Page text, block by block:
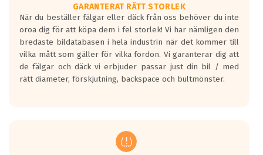
rullmotståndets ljud överträffa
motorljudet.
På däckmärkningen kommer det finnas
en symbol av ett däck med vågar. Hög
bullernivå markeras med svarta vågor
medans de vita vågorna påvisar om det är
ett tyst däck.
regelverket som introduceras år 2016.
Ett däck med två svarta vågor är redan
GARANTERAT RÄTT STORLEK
När du beställer fälgar eller däck från oss behöver du inte
oroa dig för att köpa dem i fel storlek! Vi har nämligen den
bredaste bildatabasen i hela industrin när det kommer till
vilka mått som gäller för vilka fordon. Vi garanterar dig att
de fälgar och däck vi erbjuder passar just din bil / med
rätt diameter, förskjutning, backspace och bultmönster.